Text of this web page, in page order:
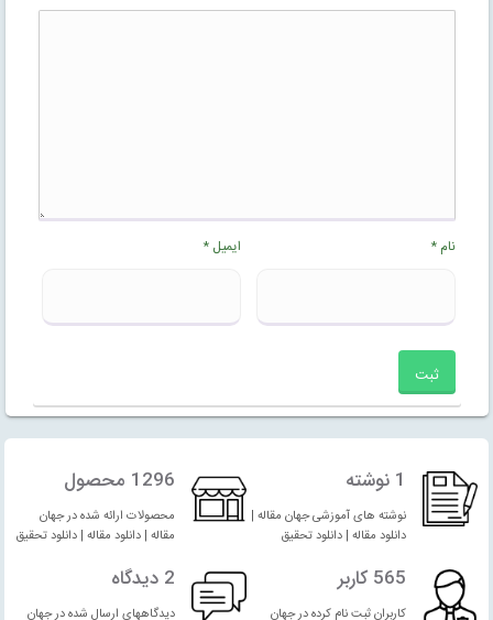
نام* ایمیل*
1 نوشته
نوشته های آموزشی جهان مقاله |
دانلود مقاله | دانلود تحقیق
1296 محصول
محصولات ارائه شده در جهان
مقاله | دانلود مقاله | دانلود تحقیق
565 کاربر
کاربران ثبت نام کرده در جهان
2 دیدگاه
دیدگاههای ارسال شده در جهان